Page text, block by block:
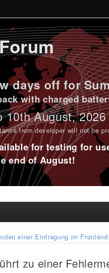
days off for
with charged
10th August,
from developer will not be
for testing for
end of August!
einer Eintragung im
zu einer